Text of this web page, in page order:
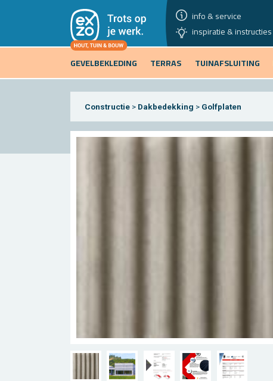
info & service
inspiratie & instructies
GEVELBEKLEDING
TERRAS TUINAFSLUITING
Constructie > Dakbedekking > Golfplaten